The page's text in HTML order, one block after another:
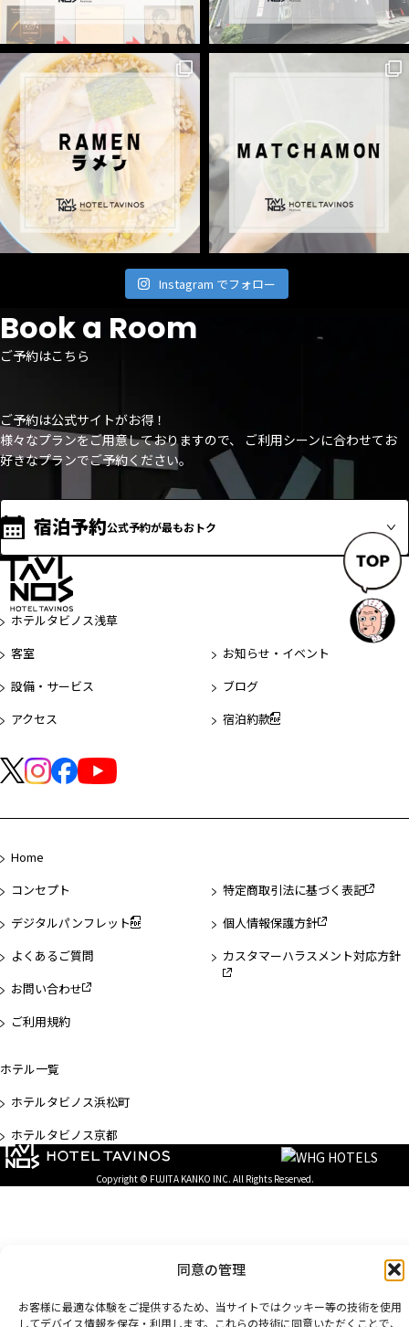
同意の管理
お客様に最適な体験をご提供するため、当サイトではクッキー等の技術を使用
してデバイス情報を保存・利用します。これらの技術に同意いただくことで、
Instagram でフォロー
Book a Room
ご予約はこちら
ご予約は公式サイトがお得！
様々なプランをご用意しておりますので、 ご利用シーンに合わせてお
好きなプランでご予約ください。
宿泊予約公式予約が最もおトク
ペ
ー
ジ
ホテルタビノス浅草
客室
設備・サービス
アクセス
お知らせ・イベント
ブログ
宿泊約款
Home
コンセプト
デジタルパンフレット
よくあるご質問
お問い合わせ
ご利用規約
特定商取引法に基づく表記
個人情報保護方針
カスタマーハラスメント対応方針
ホテル一覧
ホテルタビノス浜松町
ホテルタビノス京都
Copyright © FUJITA KANKO INC. All Rights Reserved.